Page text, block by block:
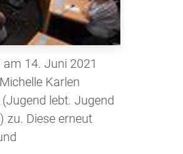
14. Juni 2021
Karlen
lebt. Jugend
zu. Diese erneut